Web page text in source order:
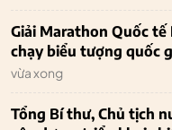
Giải Marathon Quốc tế
chạy biểu tượng quốc
vừa xong
Tổng Bí thư, Chủ tịch